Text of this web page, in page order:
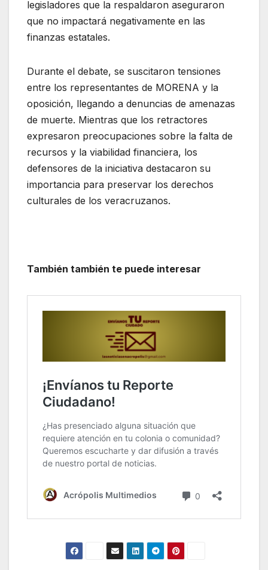
legisladores que la respaldaron aseguraron
que no impactará negativamente en las
finanzas estatales.
Durante el debate, se suscitaron tensiones
entre los representantes de MORENA y la
oposición, llegando a denuncias de amenazas
de muerte. Mientras que los retractores
expresaron preocupaciones sobre la falta de
recursos y la viabilidad financiera, los
defensores de la iniciativa destacaron su
importancia para preservar los derechos
culturales de los veracruzanos.
También también te puede interesar